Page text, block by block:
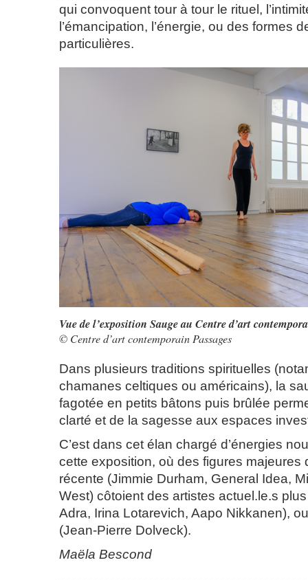
qui convoquent tour à tour le rituel,
l’émancipation, l’énergie, ou des formes
particulières.
Vue de l’exposition Sauge au Centre d’art
© Centre d’art contemporain Passages
Dans plusieurs traditions spirituelles
chamanes celtiques ou américains), la
fagotée en petits bâtons puis brûlée
clarté et de la sagesse aux espaces
C’est dans cet élan chargé d’énergies
cette exposition, où des figures majeures
récente (Jimmie Durham, General Idea,
West) côtoient des artistes actuel.le.s
Adra, Irina Lotarevich, Aapo Nikkanen),
(Jean-Pierre Dolveck).
Maëla Bescond